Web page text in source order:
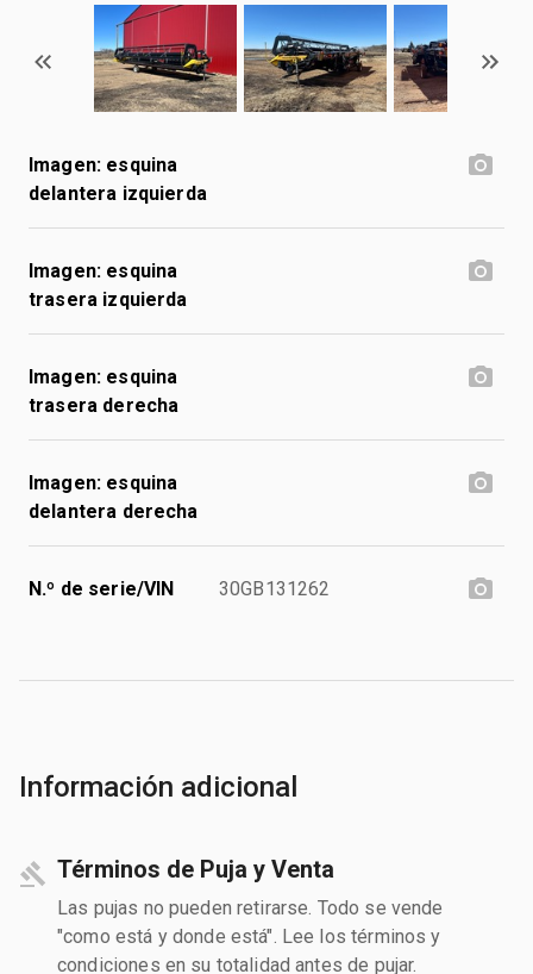
Imagen: esquina
delantera izquierda
Imagen: esquina
trasera izquierda
Imagen: esquina
trasera derecha
Imagen: esquina
delantera derecha
N.º de serie/VIN 30GB131262
Información adicional
Términos de Puja y Venta
Las pujas no pueden retirarse. Todo se vende
"como está y donde está". Lee los términos y
condiciones en su totalidad antes de pujar.